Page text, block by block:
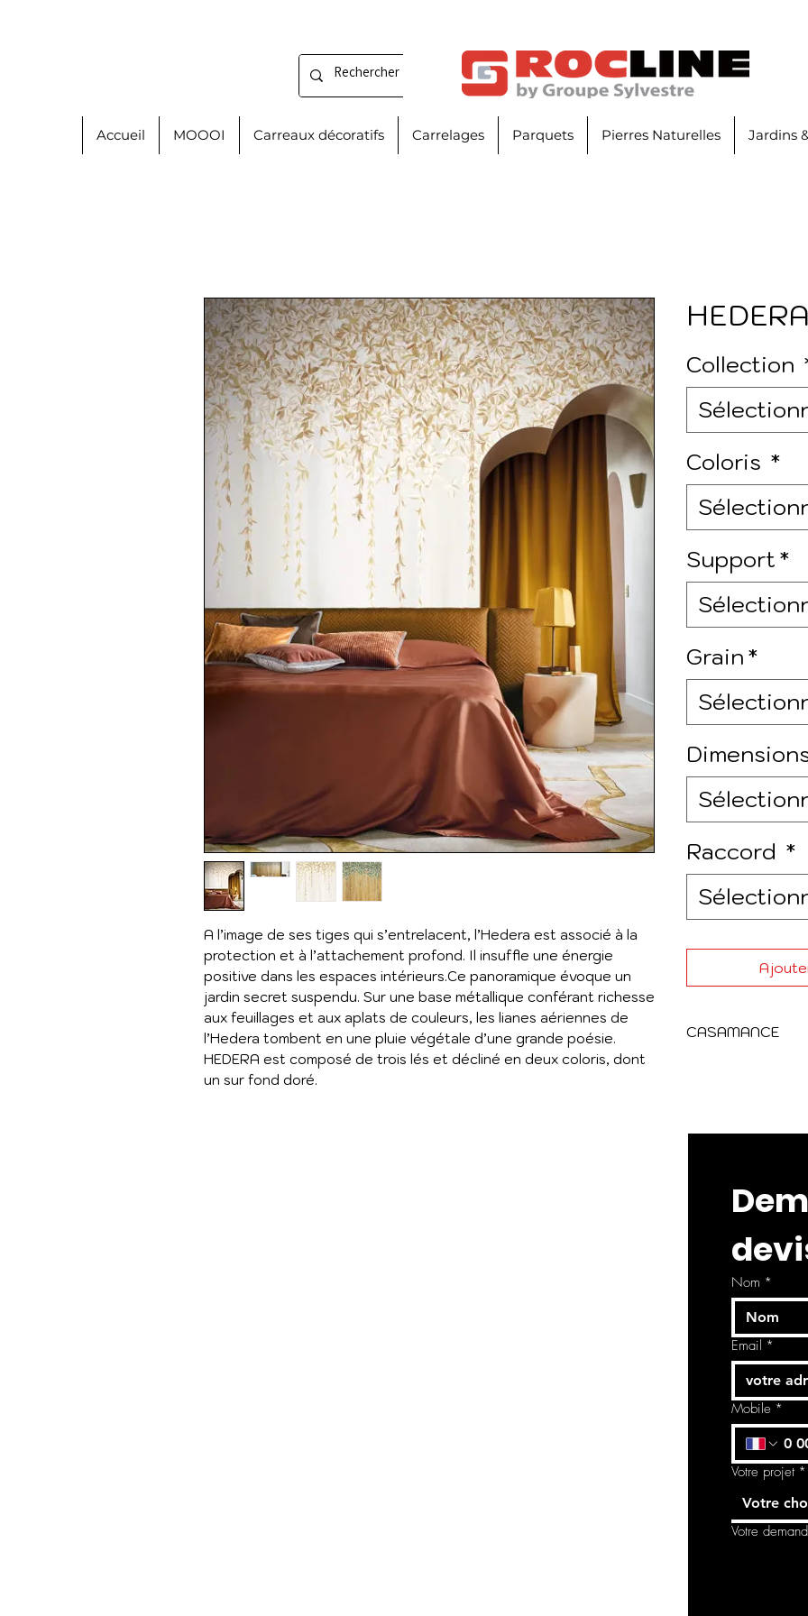
Accueil MOOOI Carreaux décoratifs Carrelages Parquets Pierres Naturelles Jardins
A l’image de ses tiges qui s’entrelacent, l’Hedera est associé à la
protection et à l’attachement profond. Il insuffle une énergie
positive dans les espaces intérieurs.Ce panoramique évoque un
jardin secret suspendu. Sur une base métallique conférant richesse
aux feuillages et aux aplats de couleurs, les lianes aériennes de
l’Hedera tombent en une pluie végétale d’une grande poésie.
HEDERA est composé de trois lés et décliné en deux coloris, dont
un sur fond doré.
HEDERA
Collection
Coloris *
Support*
Grain*
Raccord *
CASAMANCE
l’imaginaire.
après la
le scintillement
de l’artiste dans
emporter par le
Nom *
Email *
Mobile *
Votre projet *
Votre
Votre